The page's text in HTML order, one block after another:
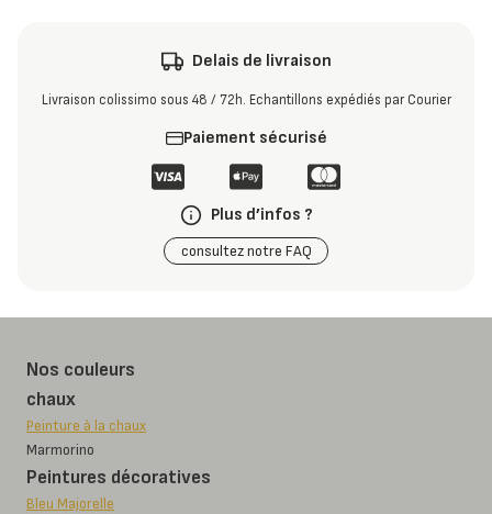
Delais de livraison
Livraison colissimo sous 48 / 72h. Echantillons expédiés par Courier
Paiement sécurisé
Plus d’infos ?
consultez notre FAQ
Nos couleurs
chaux
Peinture à la chaux
Marmorino
Peintures décoratives
Bleu Majorelle